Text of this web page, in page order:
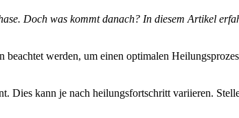
Doch was kommt danach? In diesem Artikel
werden, um einen optimalen
kann je nach heilungsfortschritt variieren.